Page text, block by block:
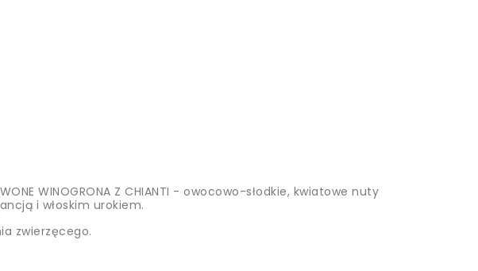
WINOGRONA Z CHIANTI - owocowo-słodkie, kwiatowe nuty
i włoskim urokiem.
zwierzęcego.